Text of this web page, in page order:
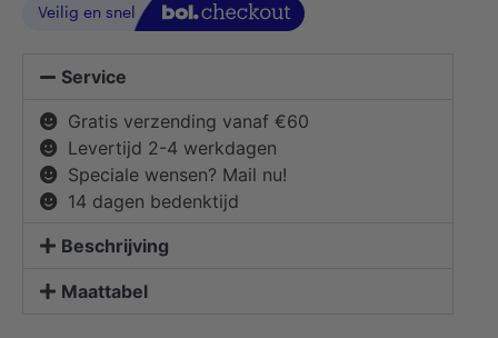
Service
Gratis verzending vanaf €60
Levertijd 2-4 werkdagen
Speciale wensen? Mail nu!
14 dagen bedenktijd
Beschrijving
Maattabel